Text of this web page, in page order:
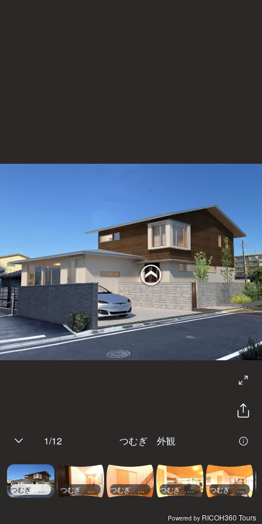
1/12 つむぎ 外観
つむぎ 外観 つむぎ 玄関 つむぎ 一階ホール つむぎ 客間 つむぎ リビング
Powered by RICOH360 Tours